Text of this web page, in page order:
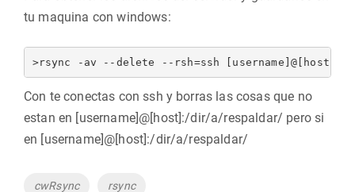
tu maquina con windows:
Con te conectas con ssh y borras las cosas que no
estan en [username]@[host]:/dir/a/respaldar/ pero si
en [username]@[host]:/dir/a/respaldar/
Etiquetas
cwRsync rsync